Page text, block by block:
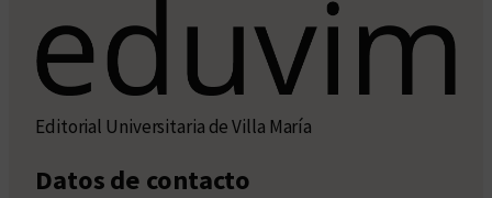
Editorial Universitaria de Villa María
Datos de contacto